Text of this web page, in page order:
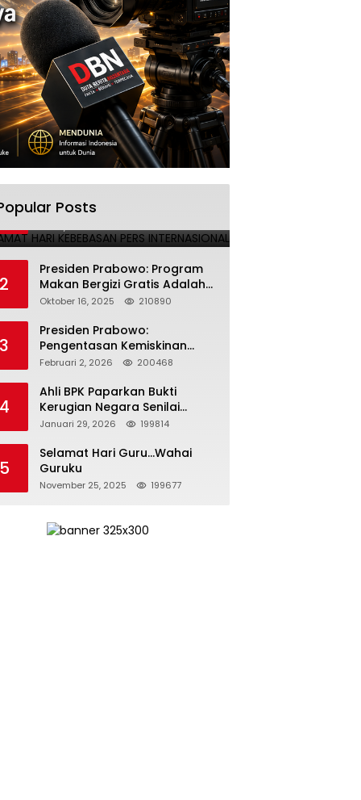
Posts
1
INTERNASIONAL
Mei 3, 2025 224693
2
Presiden Prabowo: Program
Makan Bergizi Gratis Adalah
Investasi untuk Masa Depan
Oktober 16, 2025 210890
3
Presiden Prabowo:
Pengentasan Kemiskinan
Butuh Persatuan dan
Bertanggung Jawab
Februari 2, 2026 200468
4
Ahli BPK Paparkan Bukti
Kerugian Negara Senilai
Rp285 Triliun dalam
Pertamina
Januari 29, 2026 199814
5
Selamat Hari Guru…Wahai
Guruku
November 25, 2025 199677